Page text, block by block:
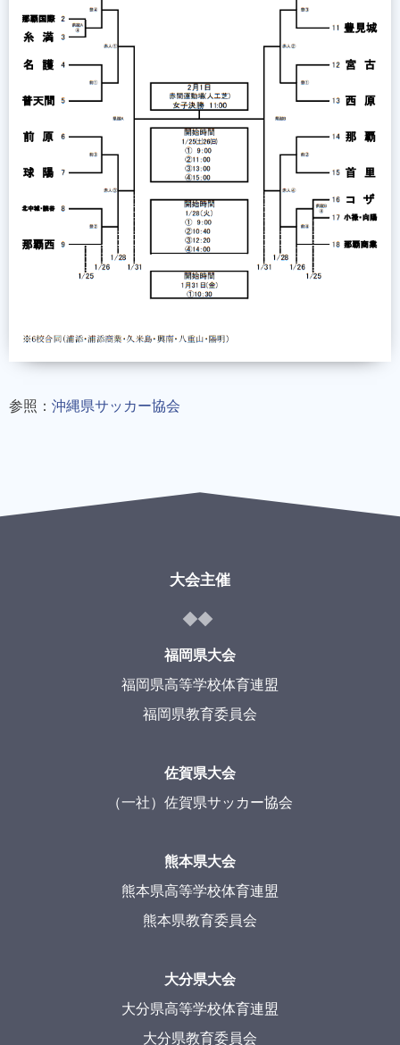
参照： 沖縄県サッカー協会
大会主催
福岡県大会
福岡県高等学校体育連盟
福岡県教育委員会
佐賀県大会
（一社）佐賀県サッカー協会
熊本県大会
熊本県高等学校体育連盟
熊本県教育委員会
大分県大会
大分県高等学校体育連盟
大分県教育委員会